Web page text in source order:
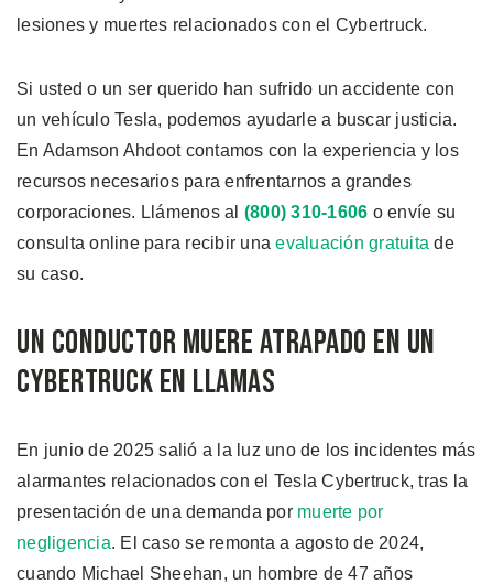
lesiones y muertes relacionados con el Cybertruck.
Si usted o un ser querido han sufrido un accidente con
un vehículo Tesla, podemos ayudarle a buscar justicia.
En Adamson Ahdoot contamos con la experiencia y los
recursos necesarios para enfrentarnos a grandes
corporaciones. Llámenos al (800) 310-1606 o envíe su
consulta online para recibir unaevaluación gratuita de
su caso.
Un Conductor Muere Atrapado en un
Cybertruck en Llamas
En junio de 2025 salió a la luz uno de los incidentes más
alarmantes relacionados con el Tesla Cybertruck, tras la
presentación de una demanda por muerte por
negligencia. El caso se remonta a agosto de 2024,
cuando Michael Sheehan, un hombre de 47 años